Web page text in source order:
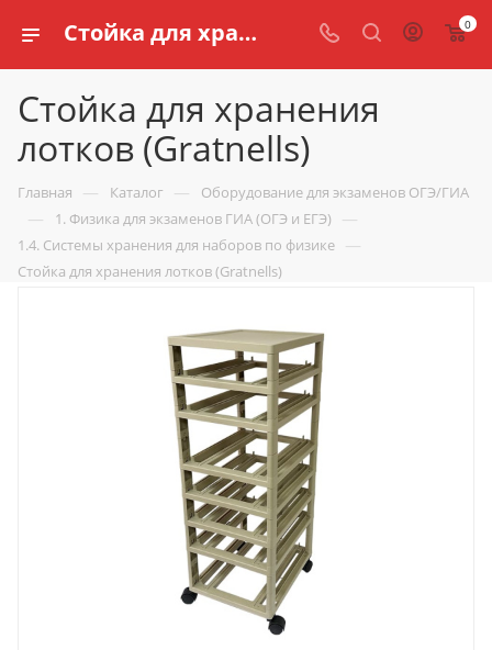
Стойка для хранения лотков (Gratnells) купить для кабинета физики по доступной цене в интернет магазине schools.ru 0
Стойка для хранения
лотков (Gratnells)
Главная — Каталог — Оборудование для экзаменов ОГЭ/ГИА
— 1. Физика для экзаменов ГИА (ОГЭ и ЕГЭ) —
1.4. Системы хранения для наборов по физике —
Стойка для хранения лотков (Gratnells)